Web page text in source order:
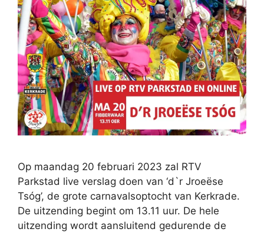
Op maandag 20 februari 2023 zal RTV
Parkstad live verslag doen van ‘d`r Jroeëse
Tsóg’, de grote carnavalsoptocht van Kerkrade.
De uitzending begint om 13.11 uur. De hele
uitzending wordt aansluitend gedurende de